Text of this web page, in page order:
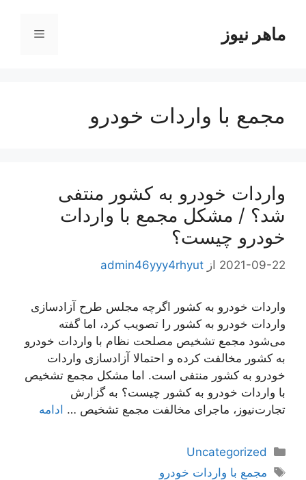
محتواماهر نیوز فهرست
مجمع با واردات خودرو
واردات خودرو به کشور منتفی
شد؟ / مشکل مجمع با واردات
خودرو چیست؟
2021-09-22 از admin46yyy4rhyut
واردات خودرو به کشور اگرچه مجلس طرح آزادسازی
واردات خودرو به کشور را تصویب کرد، اما گفته
می‌شود مجمع تشخیص مصلحت نظام با واردات خودرو
به کشور مخالفت کرده و احتمالا آزادسازی واردات
خودرو به کشور منتفی است. اما مشکل مجمع تشخیص
با واردات خودرو به کشور چیست؟ به گزارش
تجارت‌نیوز، ماجرای مخالفت مجمع تشخیص … ادامه
دسته‌ها
Uncategorized
برچسب‌ها
مجمع با واردات خودرو